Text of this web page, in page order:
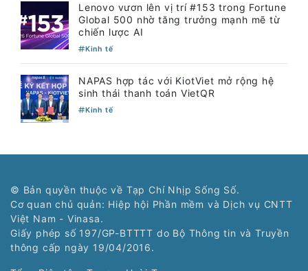
Lenovo vươn lên vị trí #153 trong Fortune
Global 500 nhờ tăng trưởng mạnh mẽ từ
chiến lược AI
Kinh tế
NAPAS hợp tác với KiotViet mở rộng hệ
sinh thái thanh toán VietQR
Kinh tế
© Bản quyền thuộc về Tạp Chí Nhịp Sống Số.
Cơ quan chủ quản: Hiệp hội Phần mềm và Dịch vụ CNTT
Việt Nam - Vinasa.
Giấy phép số 197/GP-BTTTT do Bộ Thông tin và Truyền
thông cấp ngày 19/04/2016.